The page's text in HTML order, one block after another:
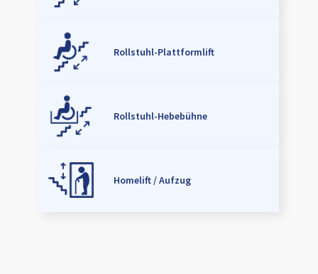
Rollstuhl-Plattformlift
Rollstuhl-Hebebühne
Homelift / Aufzug